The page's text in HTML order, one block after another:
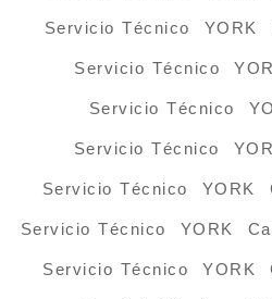
Servicio Técnico YORK
Servicio Técnico
Servicio Técnico
Servicio Técnico
Servicio Técnico YORK
Servicio Técnico YORK
Servicio Técnico YORK